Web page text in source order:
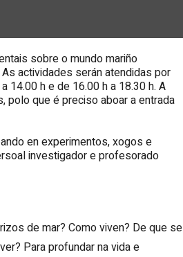
sobre o mundo mariño
actividades serán atendidas por
14.00 h e de 16.00 h a 18.30 h. A
polo que é preciso aboar a entrada
en experimentos, xogos e
investigador e profesorado
de mar? Como viven? De que se
Para profundar na vida e